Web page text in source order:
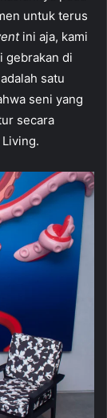
untuk terus
ini aja, kami
gebrakan di
satu
seni yang
secara
Living.